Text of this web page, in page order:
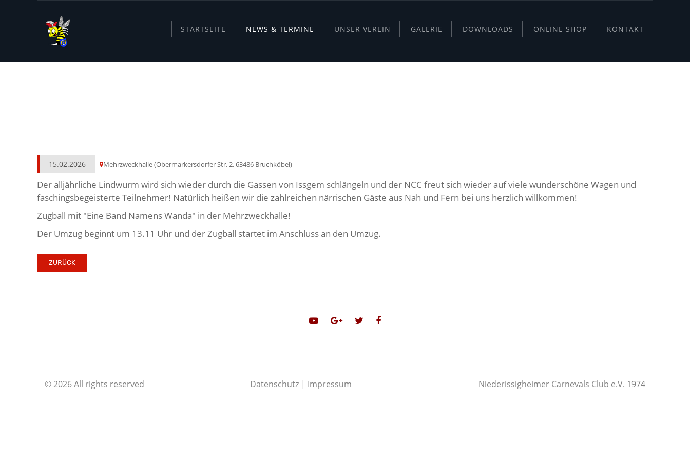
STARTSEITE NEWS & TERMINE UNSER VEREIN GALERIE DOWNLOADS ONLINE SHOP KONTAKT
15.02.2026 Mehrzweckhalle (Obermarkersdorfer Str. 2, 63486 Bruchköbel)
Der alljährliche Lindwurm wird sich wieder durch die Gassen von Issgem schlängeln und der NCC freut sich wieder auf viele wunderschöne Wagen und
faschingsbegeisterte Teilnehmer! Natürlich heißen wir die zahlreichen närrischen Gäste aus Nah und Fern bei uns herzlich willkommen!
Zugball mit "Eine Band Namens Wanda" in der Mehrzweckhalle!
Der Umzug beginnt um 13.11 Uhr und der Zugball startet im Anschluss an den Umzug.
ZURÜCK
©2026 All rights reserved Datenschutz | Impressum Niederissigheimer Carnevals Club e.V. 1974